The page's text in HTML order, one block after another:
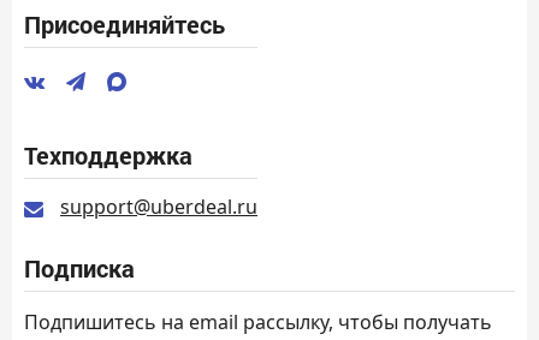
Присоединяйтесь
Техподдержка
support@uberdeal.ru
Подписка
Подпишитесь на email рассылку, чтобы получать